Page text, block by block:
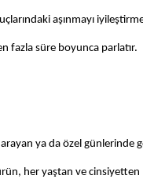
aşınmayı
fazla süre boyunca parlatır.
ya da özel günlerinde
her yaştan ve cinsiyetten